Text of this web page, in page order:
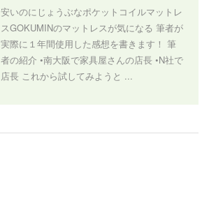
安いのにじょうぶなポケットコイルマットレ
スGOKUMINのマットレスが気になる 筆者が
実際に１年間使用した感想を書きます！ 筆
者の紹介 •南大阪で家具屋さんの店長 •N社で
店長 これから試してみようと ...